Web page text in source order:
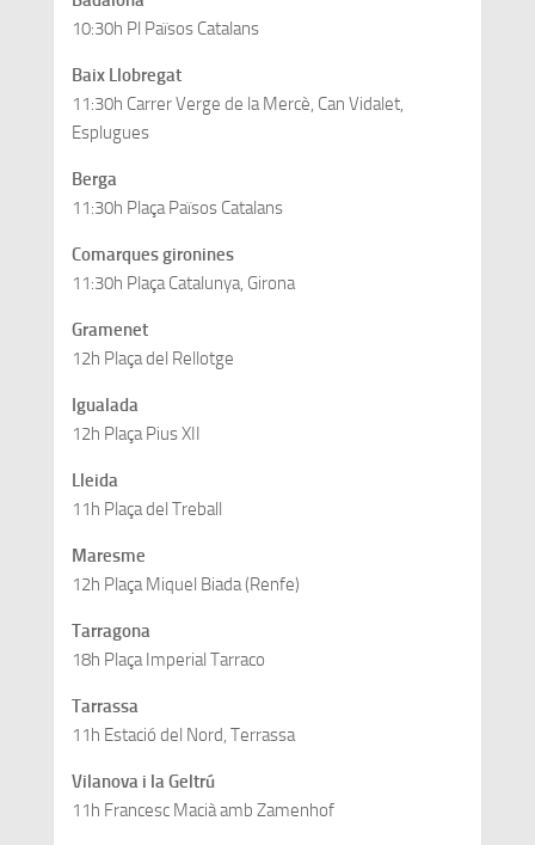
10:30h Pl Països Catalans
Baix Llobregat
11:30h Carrer Verge de la Mercè, Can Vidalet,
Esplugues
Berga
11:30h Plaça Països Catalans
Comarques gironines
11:30h Plaça Catalunya, Girona
Gramenet
12h Plaça del Rellotge
Igualada
12h Plaça Pius XII
Lleida
11h Plaça del Treball
Maresme
12h Plaça Miquel Biada (Renfe)
Tarragona
18h Plaça Imperial Tarraco
Tarrassa
11h Estació del Nord, Terrassa
Vilanova i la Geltrú
11h Francesc Macià amb Zamenhof